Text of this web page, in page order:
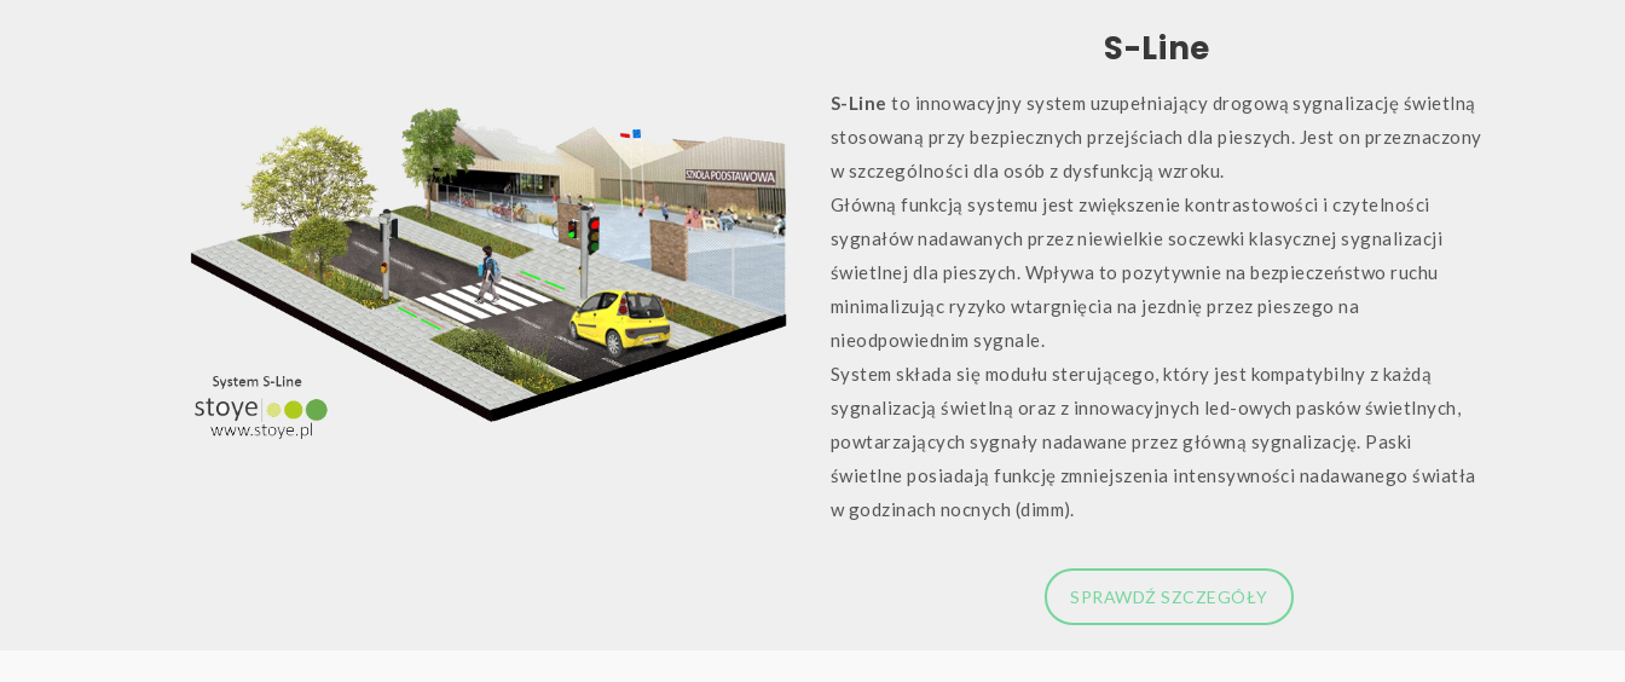
S-Line
S-Line to innowacyjny system uzupełniający drogową sygnalizację świetlną
stosowaną przy bezpiecznych przejściach dla pieszych. Jest on przeznaczony
w szczególności dla osób z dysfunkcją wzroku.
Główną funkcją systemu jest zwiększenie kontrastowości i czytelności
sygnałów nadawanych przez niewielkie soczewki klasycznej sygnalizacji
świetlnej dla pieszych. Wpływa to pozytywnie na bezpieczeństwo ruchu
minimalizując ryzyko wtargnięcia na jezdnię przez pieszego na
nieodpowiednim sygnale.
System składa się modułu sterującego, który jest kompatybilny z każdą
sygnalizacją świetlną oraz z innowacyjnych led-owych pasków świetlnych,
powtarzających sygnały nadawane przez główną sygnalizację. Paski
świetlne posiadają funkcję zmniejszenia intensywności nadawanego światła
w godzinach nocnych (dimm).
SPRAWDŹ SZCZEGÓŁY